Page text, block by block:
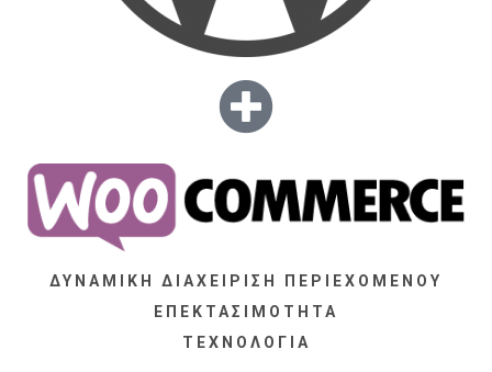
ΔΥΝΑΜΙΚΉ ΔΙΑΧΕΊΡΙΣΗ ΠΕΡΙΕΧΟΜΈΝΟΥ
ΕΠΕΚΤΑΣΙΜΌΤΗΤΑ
ΤΕΧΝΟΛΟΓΊΑ